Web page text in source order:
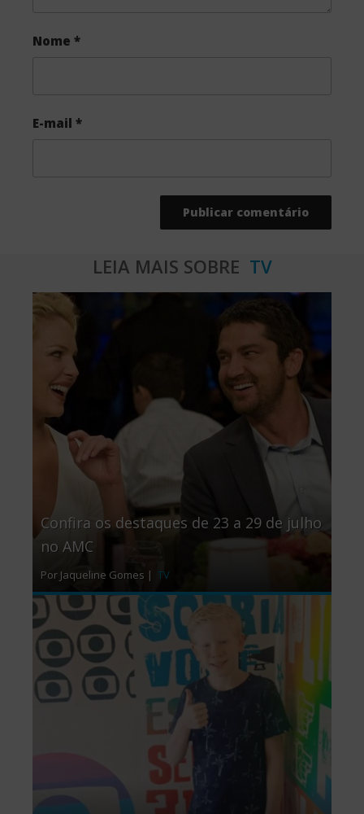
Nome *
E-mail *
LEIA MAIS SOBRE TV
Confira os destaques de 23 a 29 de julho
no AMC
Por Jaqueline Gomes | TV